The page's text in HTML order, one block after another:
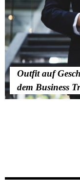
Outfit auf
dem Business